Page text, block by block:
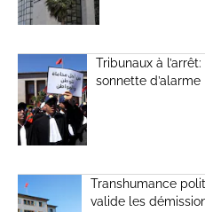
Tribunaux à
sonnette d’alarme
Transhumance
valide les